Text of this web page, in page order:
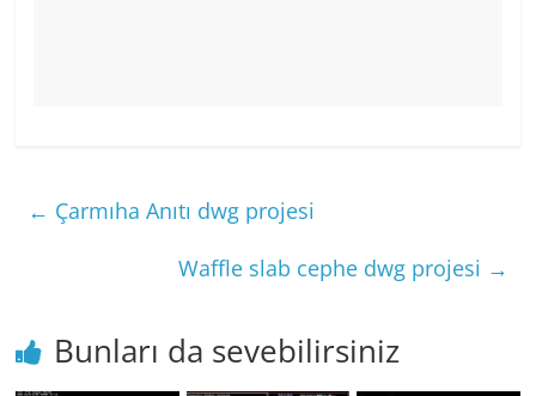
← Çarmıha Anıtı dwg projesi
Waffle slab cephe dwg projesi →
Bunları da sevebilirsiniz